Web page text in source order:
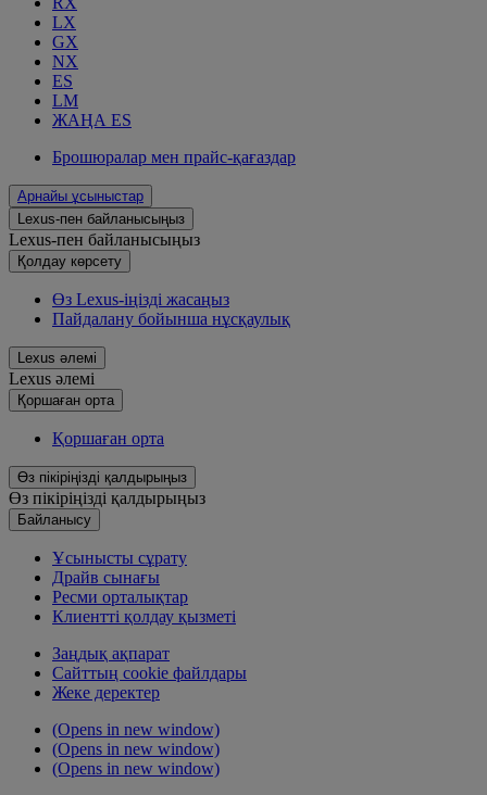
LX
GX
NX
ES
LM
ЖАҢА ES
Брошюралар мен прайс-қағаздар
Арнайы ұсыныстар
Lexus-пен байланысыңыз
Lexus-пен байланысыңыз
Қолдау көрсету
Өз Lexus-іңізді жасаңыз
Пайдалану бойынша нұсқаулық
Lexus әлемі
Lexus әлемі
Қoршаған орта
Қoршаған орта
Өз пікіріңізді қалдырыңыз
Өз пікіріңізді қалдырыңыз
Байланысу
Ұсынысты сұрату
Драйв сынағы
Ресми орталықтар
Клиентті қолдау қызметі
Заңдық ақпарат
Сайттың cookie файлдары
Жеке деректер
(Opens in new window)
(Opens in new window)
(Opens in new window)